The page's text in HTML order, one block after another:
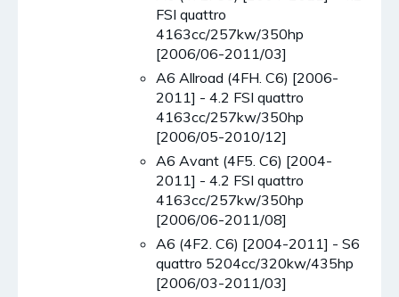
FSI quattro
4163cc/257kw/350hp
[2006/06-2011/03]
A6 Allroad (4FH. C6) [2006-
2011] - 4.2 FSI quattro
4163cc/257kw/350hp
[2006/05-2010/12]
A6 Avant (4F5. C6) [2004-
2011] - 4.2 FSI quattro
4163cc/257kw/350hp
[2006/06-2011/08]
A6 (4F2. C6) [2004-2011] - S6
quattro 5204cc/320kw/435hp
[2006/03-2011/03]